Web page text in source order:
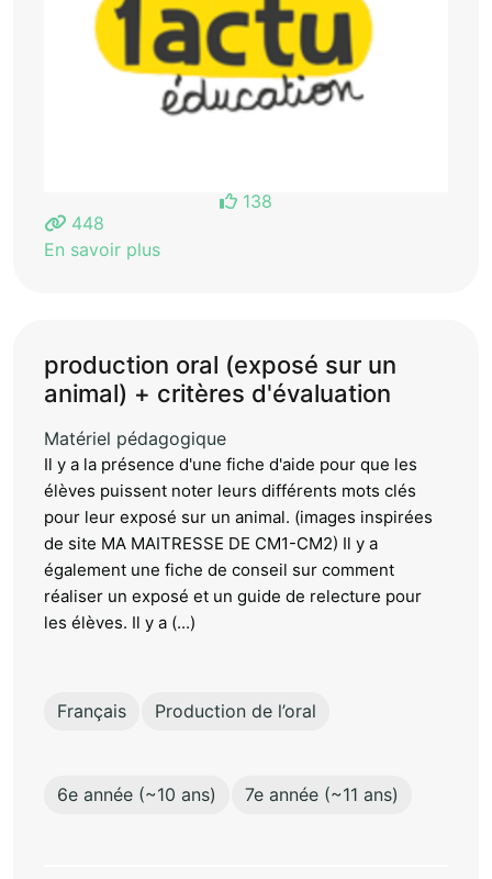
138
448
En savoir plus
production oral (exposé sur un
animal) + critères d'évaluation
Matériel pédagogique
Il y a la présence d'une fiche d'aide pour que les
élèves puissent noter leurs différents mots clés
pour leur exposé sur un animal. (images inspirées
de site MA MAITRESSE DE CM1-CM2) Il y a
également une fiche de conseil sur comment
réaliser un exposé et un guide de relecture pour
les élèves. Il y a (...)
Français Production de l’oral
6e année (~10 ans) 7e année (~11 ans)